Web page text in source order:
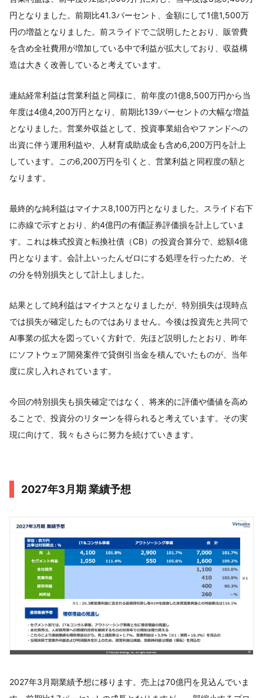
円となりました。前期比41.3パーセント、金額にして1億1,500万
円の増益となりました。前スライドでご説明したとおり、販管費
を含め全社費用が増加している中で利益が拡大しており、収益構
造は大きく改善していると考えています。
連結経常利益は営業利益と同様に、前年度の1億8,500万円から当
年度は4億4,200万円となり、前期比139パーセントの大幅な増益
となりました。営業外収益として、投資事業組合やファンドへの
出資に伴う運用利益や、人材育成助成金も含め6,200万円を計上
しています。この6,200万円を引くと、営業利益と同程度の額と
なります。
最終的な純利益はマイナス8,100万円となりました。スライド右下
に赤線で示すとおり、約4億円の有価証券評価損を計上していま
す。これは株式投資と転換社債（CB）の投資合算分で、総額4億
円となります。会計上いったんゼロにする処理を行ったため、そ
の分を特別損失として計上しました。
結果として純利益はマイナスとなりましたが、特別損失は現時点
では損失が確定したものではありません。今後は投資先と共同で
AI事業の拡大を図っていく方針で、先ほど説明したとおり、昨年
にソフトウェア開発案件で貸倒引当金を積んでいたものが、当年
度に戻し入れされています。
今回の特別損失も損失確定ではなく、将来的に評価や価値を高め
ることで、投資分のリターンを得られると考えています。その実
現に向けて、我々もさらに努力を続けていきます。
2027年3月期 業績予想
2027年3月期業績予想に移ります。売上は70億円を見込んでいま